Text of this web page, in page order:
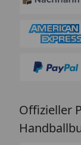
Offizieller